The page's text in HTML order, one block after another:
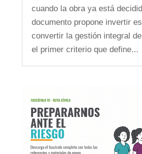
cuando la obra ya está
documento propone invertir
convertir la gestión integral
el primer criterio que define...